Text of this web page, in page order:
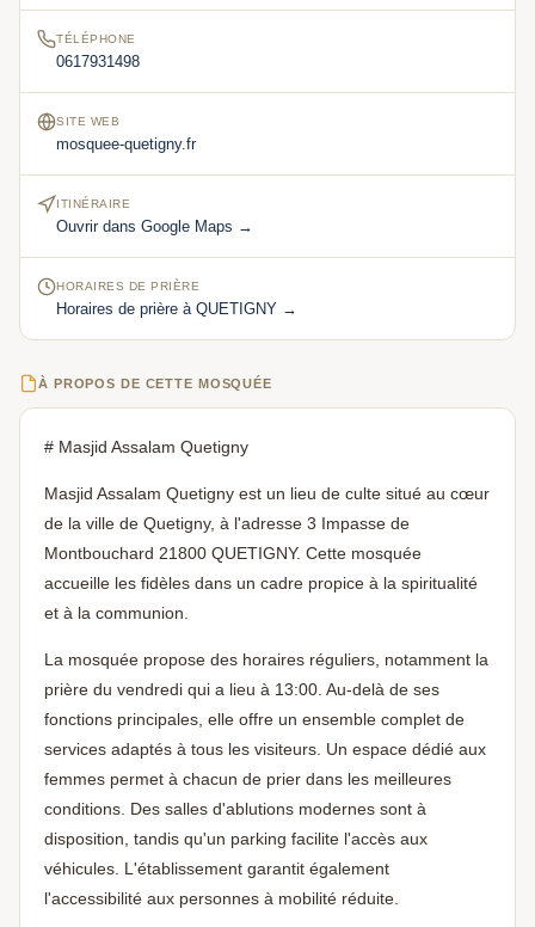
TÉLÉPHONE
0617931498
SITE WEB
mosquee-quetigny.fr
ITINÉRAIRE
Ouvrir dans Google Maps →
HORAIRES DE PRIÈRE
Horaires de prière à QUETIGNY →
À PROPOS DE CETTE MOSQUÉE
# Masjid Assalam Quetigny
Masjid Assalam Quetigny est un lieu de culte situé au cœur
de la ville de Quetigny, à l'adresse 3 Impasse de
Montbouchard 21800 QUETIGNY. Cette mosquée
accueille les fidèles dans un cadre propice à la spiritualité
et à la communion.
La mosquée propose des horaires réguliers, notamment la
prière du vendredi qui a lieu à 13:00. Au-delà de ses
fonctions principales, elle offre un ensemble complet de
services adaptés à tous les visiteurs. Un espace dédié aux
femmes permet à chacun de prier dans les meilleures
conditions. Des salles d'ablutions modernes sont à
disposition, tandis qu'un parking facilite l'accès aux
véhicules. L'établissement garantit également
l'accessibilité aux personnes à mobilité réduite.